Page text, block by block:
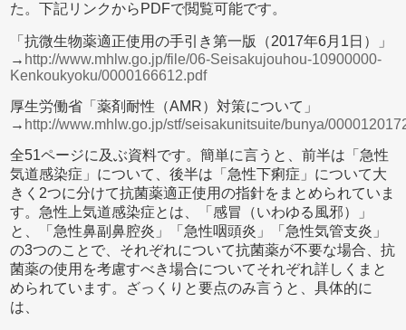
た。下記リンクからPDFで閲覧可能です。
「抗微生物薬適正使用の手引き第一版（2017年6月1日）」
→ http://www.mhlw.go.jp/file/06-Seisakujouhou-10900000-
Kenkoukyoku/0000166612.pdf
厚生労働省「薬剤耐性（AMR）対策について」
→ http://www.mhlw.go.jp/stf/seisakunitsuite/bunya/
全51ページに及ぶ資料です。簡単に言うと、前半は「急性
気道感染症」について、後半は「急性下痢症」について大
きく2つに分けて抗菌薬適正使用の指針をまとめられていま
す。急性上気道感染症とは、「感冒（いわゆる風邪）」
と、「急性鼻副鼻腔炎」「急性咽頭炎」「急性気管支炎」
の3つのことで、それぞれについて抗菌薬が不要な場合、抗
菌薬の使用を考慮すべき場合についてそれぞれ詳しくまと
められています。ざっくりと要点のみ言うと、具体的に
は、